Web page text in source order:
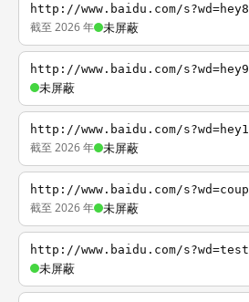
http://www.baidu.com/s?wd=hey8
截至 2026 年 未屏蔽
http://www.baidu.com/s?wd=hey9
未屏蔽
http://www.baidu.com/s?wd=hey1
截至 2026 年 未屏蔽
http://www.baidu.com/s?wd=coup
截至 2026 年 未屏蔽
http://www.baidu.com/s?wd=test
未屏蔽